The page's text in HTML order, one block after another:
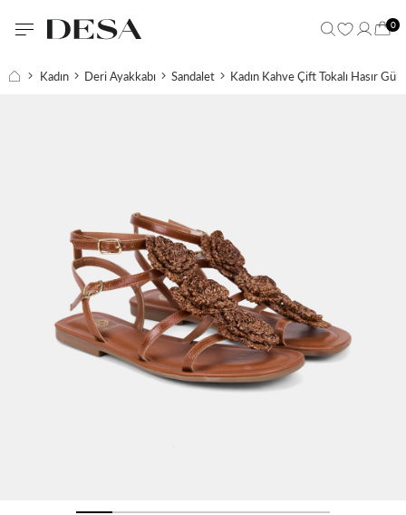
0
Kadın Deri Ayakkabı Sandalet Kadın Kahve Çift Tokalı Hasır